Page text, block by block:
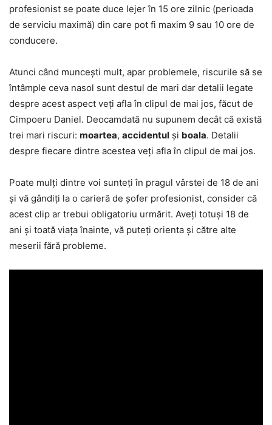
profesionist se poate duce lejer în 15 ore zilnic (perioada
de serviciu maximă) din care pot fi maxim 9 sau 10 ore de
conducere.
Atunci când muncești mult, apar problemele, riscurile să se
întâmple ceva nasol sunt destul de mari dar detalii legate
despre acest aspect veți afla în clipul de mai jos, făcut de
Cimpoeru Daniel. Deocamdată nu supunem decât că există
trei mari riscuri: moartea, accidentul și boala. Detalii
despre fiecare dintre acestea veți afla în clipul de mai jos.
Poate mulți dintre voi sunteți în pragul vârstei de 18 de ani
și vă gândiți la o carieră de șofer profesionist, consider că
acest clip ar trebui obligatoriu urmărit. Aveți totuși 18 de
ani și toată viața înainte, vă puteți orienta și către alte
meserii fără probleme.